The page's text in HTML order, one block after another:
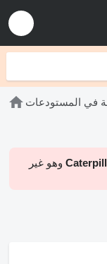
في المستودعات
وهو غير